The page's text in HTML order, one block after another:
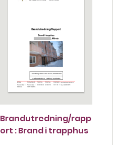
Brandutredning/rapp
ort : Brand i trapphus